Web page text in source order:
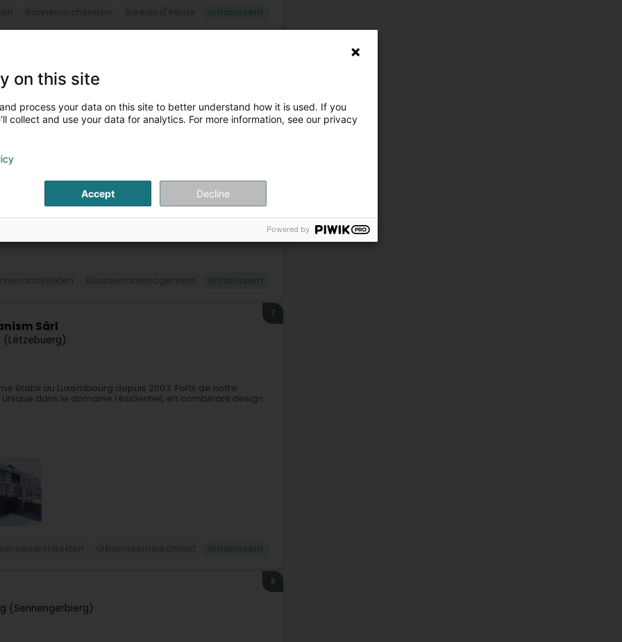
Sàrl
(Esch-Uelzecht)
2003 à Esch-sur-Alzette (L) et depuis janvier 2023 à
dirigent actuellement 70 salariés répartis dans
Sàrl
(Lëtzebuerg)
7
établi au Luxembourg depuis 2003. Forts de notre
dans le domaine résidentiel, en combinant design
(Sennengerbierg)
8
on this site
process your data on this site to better understand how it is used. If you
collect and use your data for analytics. For more information, see our privacy
Accept Decline
Powered by